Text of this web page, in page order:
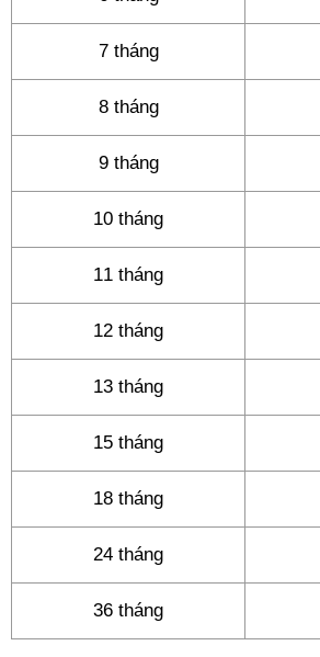
7 tháng
8 tháng
9 tháng
10 tháng
11 tháng
12 tháng
13 tháng
15 tháng
18 tháng
24 tháng
36 tháng